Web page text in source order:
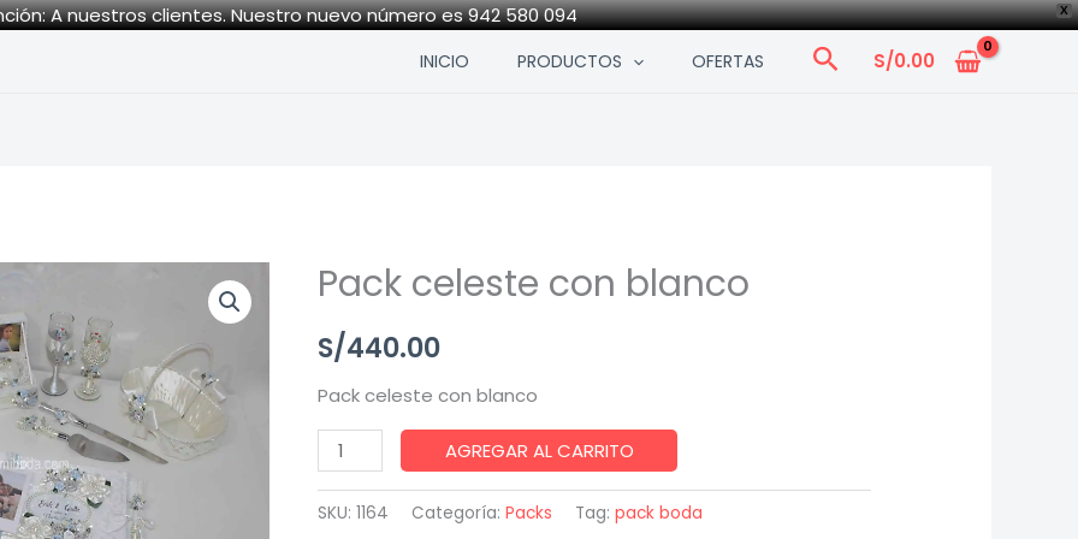
X
A nuestros clientes. Nuestro nuevo número es 942 580 094
INICIO PRODUCTOS OFERTAS Search
S/0.00
Pack celeste con blanco
S/440.00
Pack celeste con blanco
Pack
con
quantity
AGREGAR AL CARRITO
SKU: 1164 Categoría: Packs Tag: pack boda